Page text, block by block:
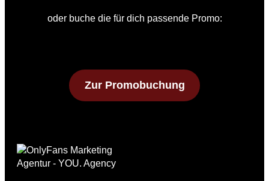
oder buche die für dich passende Promo:
Zur Promobuchung